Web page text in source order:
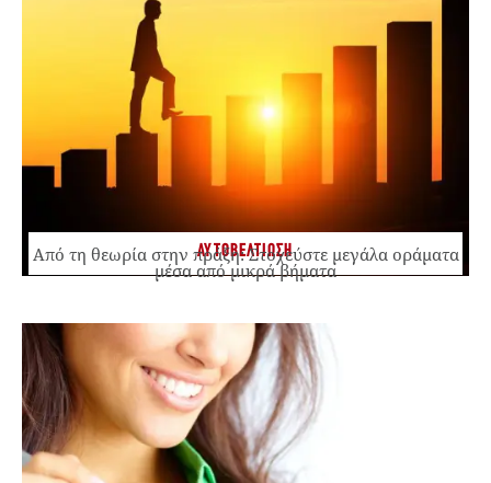
ΑΥΤΟΒΕΛΤΙΩΣΗ
Από τη θεωρία στην πράξη: Στοχεύστε μεγάλα οράματα
μέσα από μικρά βήματα